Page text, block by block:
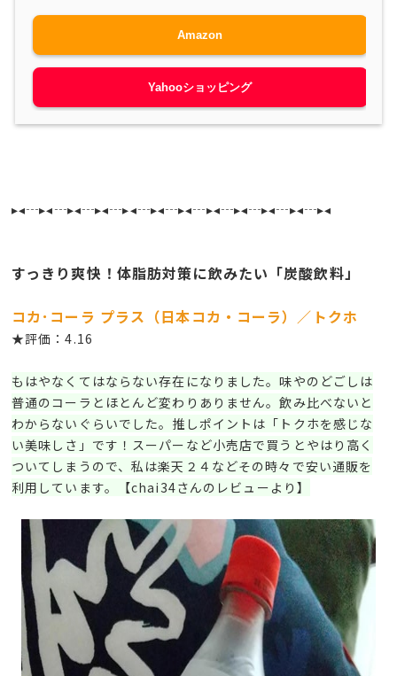
Amazon
Yahooショッピング
▸◂┄▸◂┄▸◂┄▸◂┄▸◂┄▸◂┄▸◂┄▸◂┄▸◂┄▸◂┄▸◂┄▸◂
すっきり爽快！体脂肪対策に飲みたい「炭酸飲料」
コカ･コーラ プラス（日本コカ・コーラ）／トクホ
★評価：4.16
もはやなくてはならない存在になりました。味やのどごしは
普通のコーラとほとんど変わりありません。飲み比べないと
わからないぐらいでした。推しポイントは「トクホを感じな
い美味しさ」です！スーパーなど小売店で買うとやはり高く
ついてしまうので、私は楽天２４などその時々で安い通販を
利用しています。【chai34さんのレビューより】